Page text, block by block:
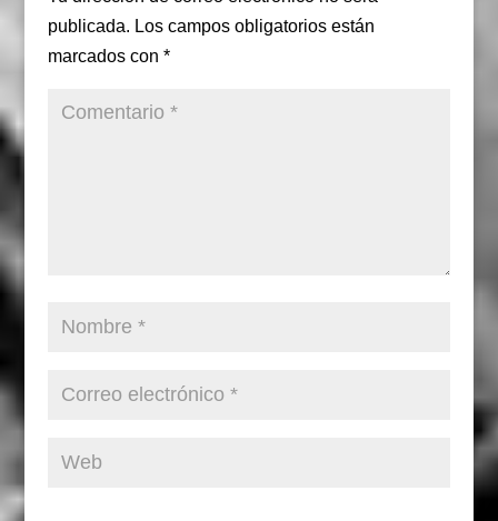
publicada. Los campos obligatorios están
marcados con *